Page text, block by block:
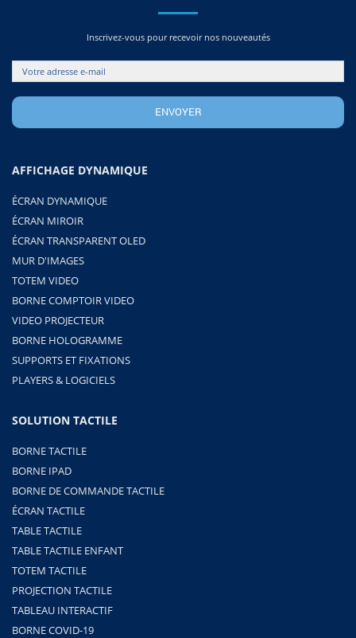
Inscrivez-vous pour recevoir nos nouveautés
AFFICHAGE DYNAMIQUE
ÉCRAN DYNAMIQUE
ÉCRAN MIROIR
ÉCRAN TRANSPARENT OLED
MUR D'IMAGES
TOTEM VIDEO
BORNE COMPTOIR VIDEO
VIDEO PROJECTEUR
BORNE HOLOGRAMME
SUPPORTS ET FIXATIONS
PLAYERS & LOGICIELS
SOLUTION TACTILE
BORNE TACTILE
BORNE IPAD
BORNE DE COMMANDE TACTILE
ÉCRAN TACTILE
TABLE TACTILE
TABLE TACTILE ENFANT
TOTEM TACTILE
PROJECTION TACTILE
TABLEAU INTERACTIF
BORNE COVID-19